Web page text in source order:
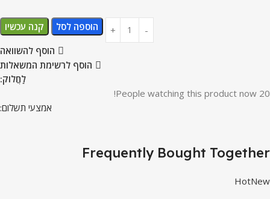
הוספה לסל קנה עכשיו
הוסף להשוואה
הוסף לרשימת המשאלות
לַחֲלוֹק:
20
People watching this product now!
אמצעי תשלום:
Frequently Bought Together
HotNew